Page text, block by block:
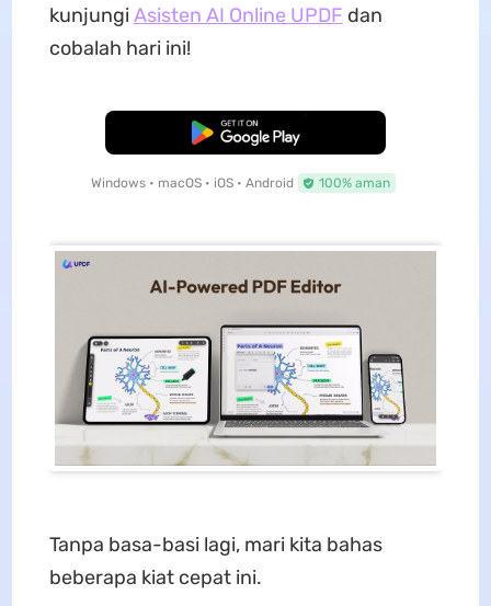
kunjungiAsisten AI Online UPDF dan
cobalah hari ini!
Unduh Gratis
Windows • macOS • iOS • Android 100% aman
Tanpa basa-basi lagi, mari kita bahas
beberapa kiat cepat ini.